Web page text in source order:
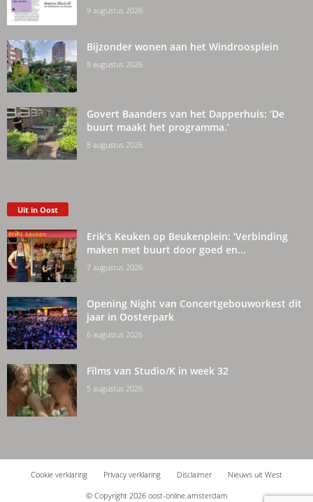
9 augustus 2026
Bijzonder wonen aan het Windroosplein
8 augustus 2026
Govert Baanders van het Dapperhuis: ‘De
buurt maakt het programma.’
8 augustus 2026
Uit in Oost
Erik’s Keuken op Beukenplein: ‘Verbinding
maken met buurt door goed en...
7 augustus 2026
Opening Night van Concertgebouworkest dit
jaar in Oosterpark
6 augustus 2026
Films van Studio/K in week 32
5 augustus 2026
Cookie verklaring Privacy verklaring Disclaimer
Nieuws uit West
© Copyright 2026 oost-online.amsterdam